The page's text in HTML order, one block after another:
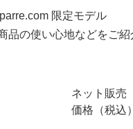
限定モデル
品の使い心地などをご紹
ネット販売
価格（税込）